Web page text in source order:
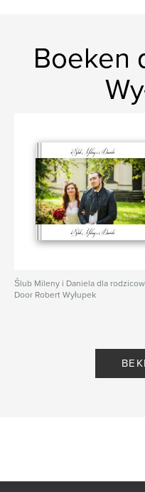
Boeken
Ślub Mileny i Daniela dla rodzicow
Door Robert Wyłupek